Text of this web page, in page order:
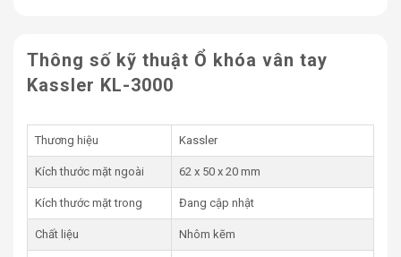
Thông số kỹ thuật Ổ khóa vân tay
Kassler KL-3000
Thương hiệu Kassler
Kích thước mặt ngoài 62 x 50 x 20 mm
Kích thước mặt trong Đang cập nhật
Chất liệu Nhôm kẽm